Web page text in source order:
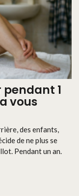
pendant 1
vous
des enfants,
de ne plus se
Pendant un an.